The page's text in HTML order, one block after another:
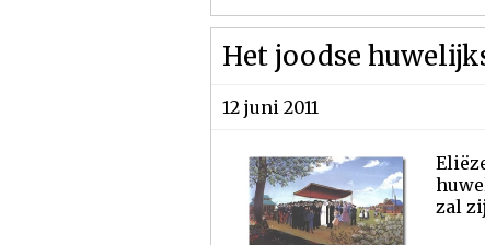
Het joodse
12 juni 2011
zal